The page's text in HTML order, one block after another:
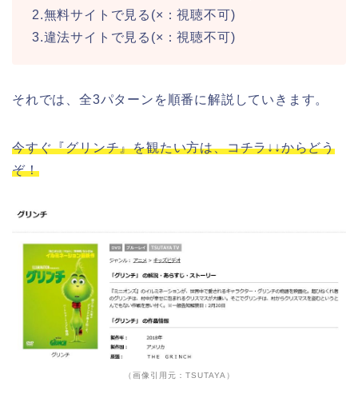
2.無料サイトで見る(×：視聴不可)
3.違法サイトで見る(×：視聴不可)
それでは、全3パターンを順番に解説していきます。
今すぐ『グリンチ』を観たい方は、コチラ↓↓からどう
ぞ！
（画像引用元：TSUTAYA）